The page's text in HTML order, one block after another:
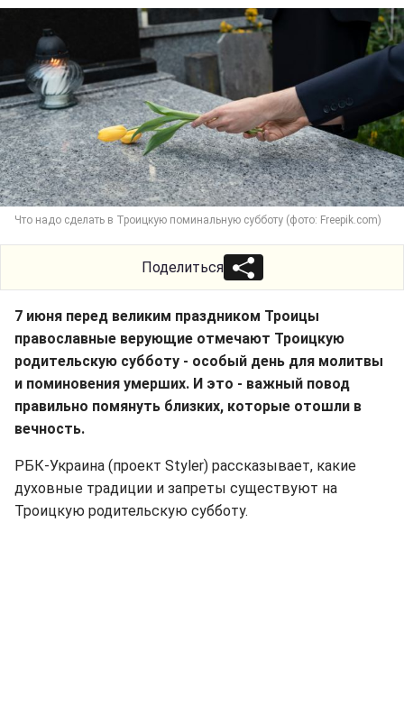
Что надо сделать в Троицкую поминальную субботу (фото: Freepik.com)
Поделиться
7 июня перед великим праздником Троицы
православные верующие отмечают Троицкую
родительскую субботу - особый день для молитвы
и поминовения умерших. И это - важный повод
правильно помянуть близких, которые отошли в
вечность.
РБК-Украина (проект Styler) рассказывает, какие
духовные традиции и запреты существуют на
Троицкую родительскую субботу.